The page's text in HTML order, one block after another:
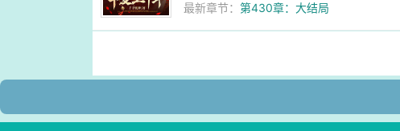
最新章节：第430章：大结局